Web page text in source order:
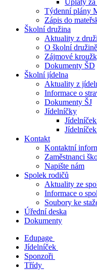
Úplaty za
Týdenní plány
Zápis do
Školní družina
Aktuality z
O školní družině
Zájmové
Dokumenty ŠD
Školní jídelna
Aktuality z
Informace o
Dokumenty ŠJ
Jídelníčky
Kontakt
Kontaktní
Zaměstnanci
Napište nám
Spolek rodičů
Aktuality ze
Informace o
Soubory ke
Úřední deska
Dokumenty
Edupage
Jídelníček
Sponzoři
Třídy